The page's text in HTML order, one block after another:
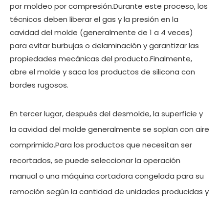
por moldeo por compresión.Durante este proceso, los
técnicos deben liberar el gas y la presión en la
cavidad del molde (generalmente de 1 a 4 veces)
para evitar burbujas o delaminación y garantizar las
propiedades mecánicas del producto.Finalmente,
abre el molde y saca los productos de silicona con
bordes rugosos.
En tercer lugar, después del desmolde, la superficie y
la cavidad del molde generalmente se soplan con aire
comprimido.Para los productos que necesitan ser
recortados, se puede seleccionar la operación
manual o una máquina cortadora congelada para su
remoción según la cantidad de unidades producidas y